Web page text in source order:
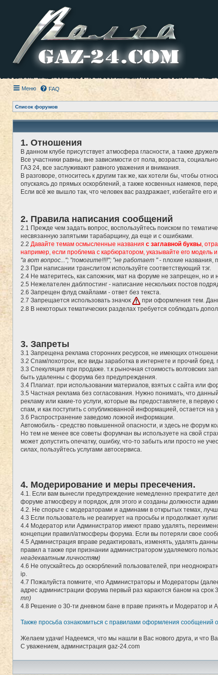
Меню FAQ
Список форумов
1. Отношения
В данном клубе присутствует атмосфера гласности, а также
Все участники равны, вне зависимости от пола, возраста,
ГАЗ 24, все заслуживают равного уважения и внимания.
В разговоре, относитесь к другим так же, как хотели бы, чтобы
опускаясь до прямых оскорблений, а также косвенных намеков,
Если всё же вышло так, что человек вас раздражает, избегайте его
2. Правила написания сообщений
2.1 Прежде чем задать вопрос, воспользуйтесь поиском по
несвязанную запятыми тарабарщину, да еще и с ошибками.
2.2 Давайте темам осмысленные названия с заглавной буквы,
например, если проблема с карбюратором, указывайте его модель и
"а вот вопрос..."; "помогите!!!!"; "не работает "- плохие названия,
2.3 При написании транслитом используйте соответствующий тэг.
2.4 Не материтесь, как сапожник, мат на форуме не запрещен, но и
2.5 Нежелателен даблпостинг - написание нескольких постов
2.6 Запрещен флуд смайлами - ответ без текста.
2.7 Запрещается использовать значок
при оформления тем.
2.8 В некоторых тематических разделах требуется соблюдать
3. Запреты
3.1 Запрещена реклама сторонних ресурсов, не имеющих
3.2 Спам/лохотрон, все виды заработка в интернете и прочий
3.3 Спекуляция при продаже. т.к рыночная стоимость волговских
быть удаленны с форума без предупреждения.
3.4 Плагиат. при использовании материалов, взятых с сайта или
3.5 Частная реклама без согласования. Нужно понимать, что
рекламу или какие-то услуги, которые вы предоставляете, в
спам, и как поступить с опубликованной информацией, остается
3.6 Распространение заведомо ложной информации.
Автомобиль - средство повышенной опасности, и здесь не форум
Но тем не менее все советы форумчан вы используете на свой
может допустить опечатку, ошибку, что-то забыть или просто не
силах, пользуйтесь услугами автосервиса.
4. Модерирование и меры пресечения.
4.1. Если вам вынесли предупреждение немедленно прекратите
форуме атмосферу и порядок, для этого и созданы должности
4.2. Не спорьте с модераторами и админами в открытых темах,
4.3 Если пользователь не реагирует на просьбы и продолжает
4.4 Модератор или Администратор имеют право удалять,
концепции правил/атмосферы форума. Если вы потеряли свое
4.5 Администрация вправе редактировать, изменять, удалять
правил а также при признании администратором удаляемого
неадекватным личностям)
4.6 Не опускайтесь до оскорблений пользователей, при
ip.
4.7 Пожалуйста помните, что Администраторы и Модераторы
адрес администрации форума первый раз караются баном на срок
тп)
4.8 Решение о 30-ти дневном бане в праве принять и Модератор
Также просьба ознакомиться с правилами оформления сообщений
Желаем удачи! Надеемся, что мы нашли в Вас нового друга, и что
С уважением, администрация gaz-24.com